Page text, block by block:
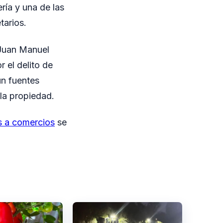
y una de las
Manuel
el delito de
fuentes
propiedad.
a comercios se